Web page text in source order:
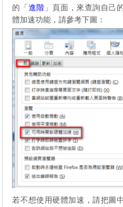
的「 進階 」頁面，來查詢自己
體加速功能，請參考下圖：
若不想使用硬體加速，請把圖